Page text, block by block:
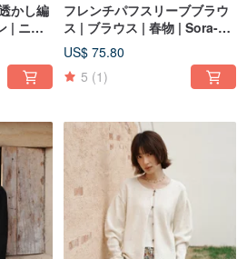
かし編
| ニッ
フレンチパフスリーブブラウ
ス | ブラウス | 春物 | Sora-
2076
US$ 75.80
5 (1)